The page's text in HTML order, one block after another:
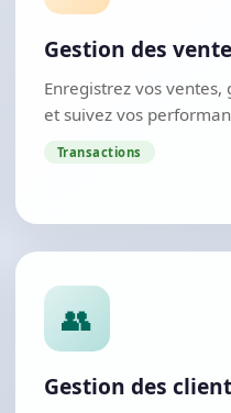
Gestion des
Enregistrez vos
et suivez vos
Transactions
👥
Gestion des